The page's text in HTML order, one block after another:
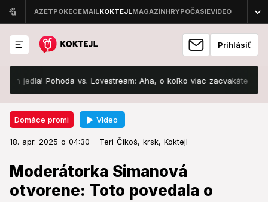
Prihlásiť
Pohoda vs. Lovestream: Aha, o koľko viac zacvakáte v
Domáce promi Video
18. apr. 2025 o 04:30 Teri Čikoš, krsk, Koktejl
Moderátorka Simanová
otvorene: Toto povedala o
Domáce promi 18. apr. 2025 o 04:30
Moderátorka Simanová otvorene:
Toto povedala o exprezidentovi
Schusterovi a Studenkovej!